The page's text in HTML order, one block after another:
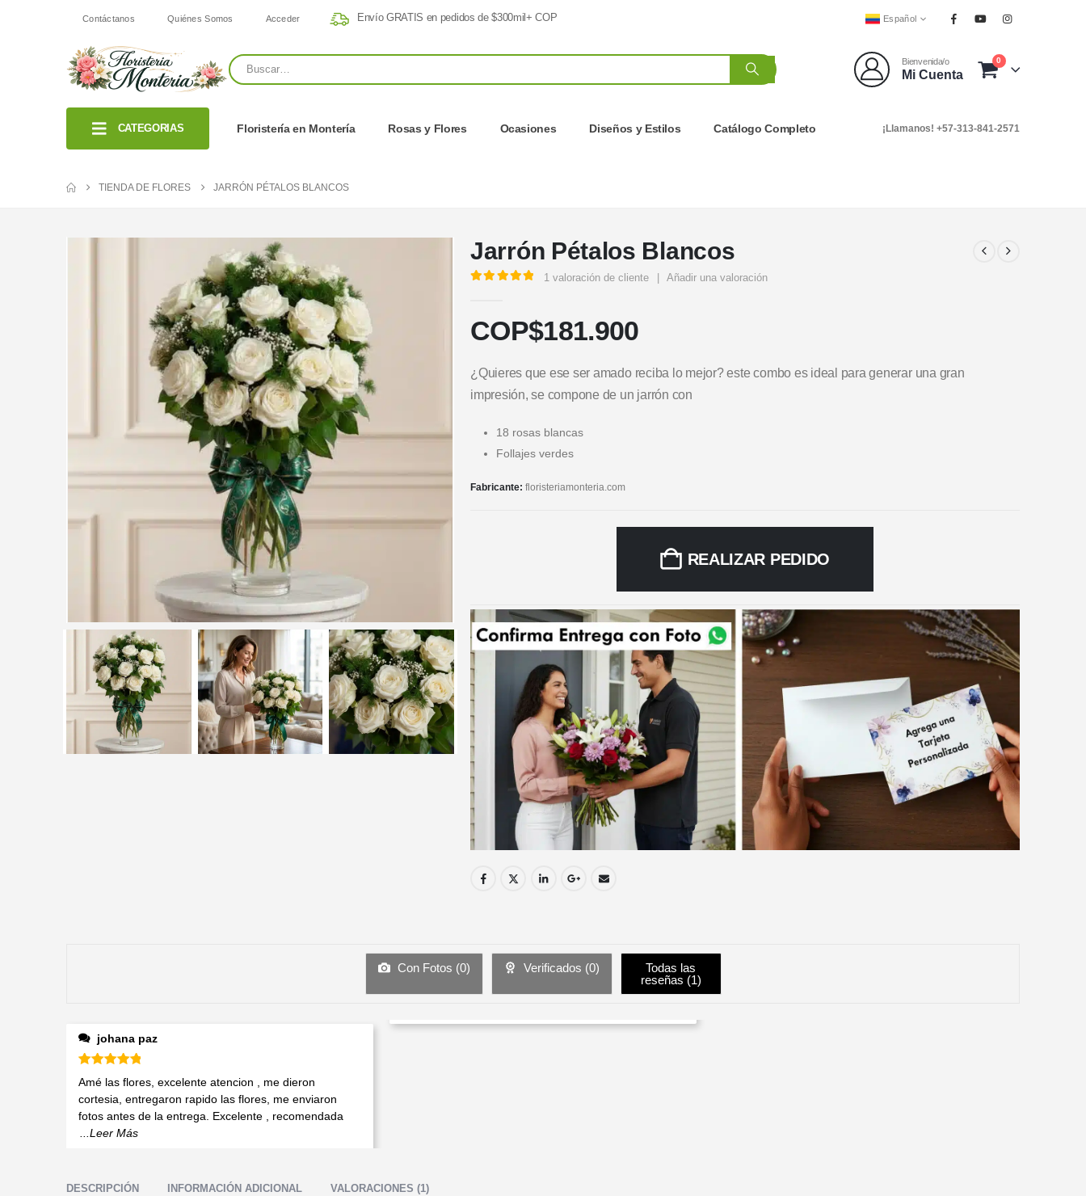
Contáctanos Quiénes Somos Acceder Envío GRATIS en pedidos de $300mil+ COP Español
Bienvenida/o
Mi Cuenta
0
CATEGORIAS Floristería en Montería Rosas y Flores Ocasiones Diseños y Estilos Catálogo Completo ¡Llamanos! +57-313-841-2571
TIENDA DE FLORES JARRÓN PÉTALOS BLANCOS
Jarrón Pétalos Blancos
1 valoración de cliente Añadir una valoración
COP$181.900
¿Quieres que ese ser amado reciba lo mejor? este combo es ideal para generar una gran
impresión, se compone de un jarrón con
18 rosas blancas
Follajes verdes
Fabricante: floristeriamonteria.com
REALIZAR PEDIDO
Con Fotos (0) Verificados (0)
Todas las
reseñas (1)
johana paz
Valorado en de 5
Amé las flores, excelente atencion , me dieron
cortesia, entregaron rapido las flores, me enviaron
fotos antes de la entrega. Excelente , recomendada
...Leer Más
DESCRIPCIÓN INFORMACIÓN ADICIONAL VALORACIONES (1)